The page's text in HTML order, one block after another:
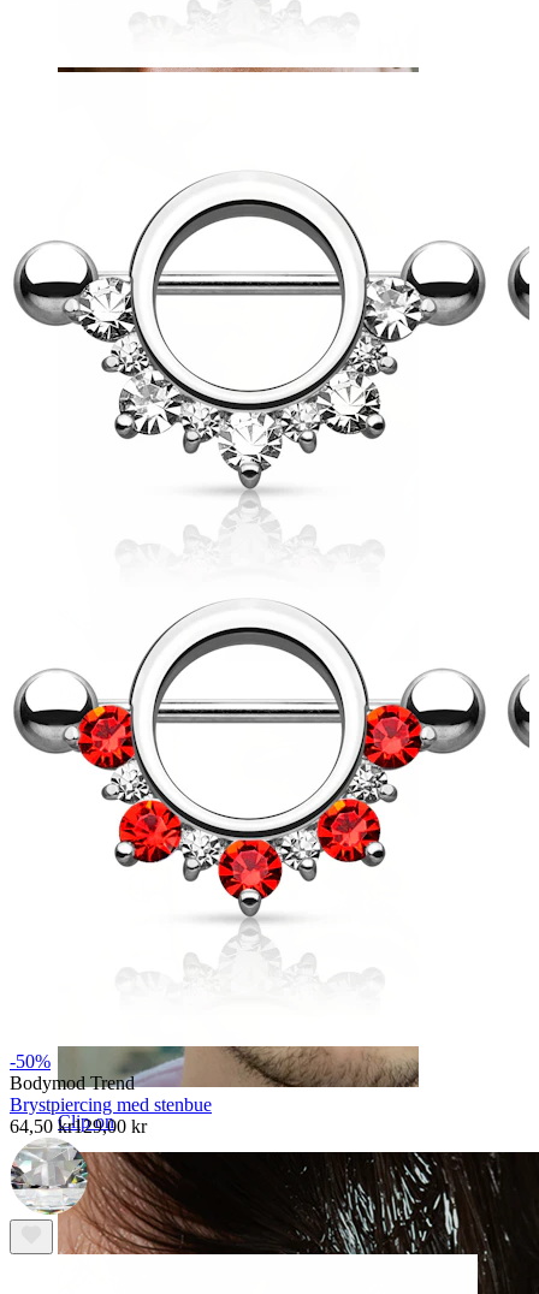
Øjenbryn
Dermal
Clip on
-50%
Bodymod Trend
Brystpiercing med stenbue
64,50 kr129,00 kr